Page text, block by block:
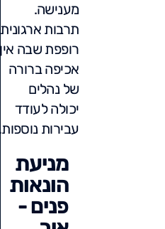
מענישה.
תרבות ארגונית
רופפת שבה אין
אכיפה ברורה
של נהלים
יכולה לעודד
עבירות נוספות.
מניעת
הונאות
פנים -